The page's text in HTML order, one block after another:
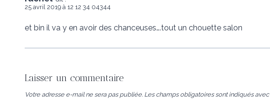
25 avril 2019 à 12 12 34 04344
et bin il va y en avoir des chanceuses….tout un chouette salon
Laisser un commentaire
Votre adresse e-mail ne sera pas publiée. Les champs obligatoires sont indiqués avec